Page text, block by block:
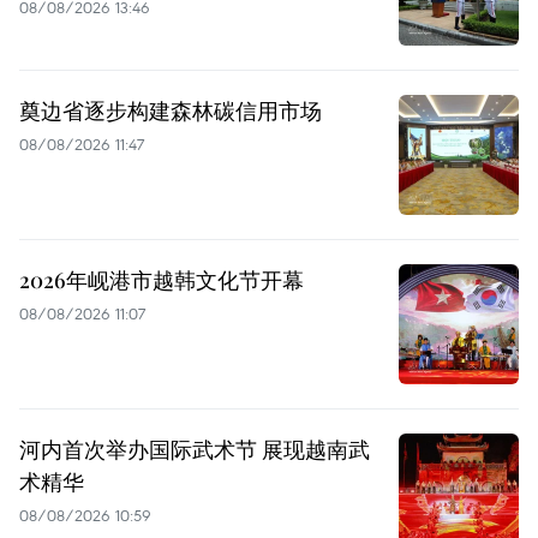
08/08/2026 13:46
奠边省逐步构建森林碳信用市场
08/08/2026 11:47
2026年岘港市越韩文化节开幕
08/08/2026 11:07
河内首次举办国际武术节 展现越南武
术精华
08/08/2026 10:59